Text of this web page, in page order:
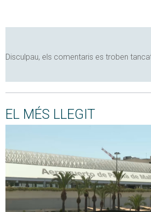
Disculpau, els comentaris es troben
EL MÉS LLEGIT